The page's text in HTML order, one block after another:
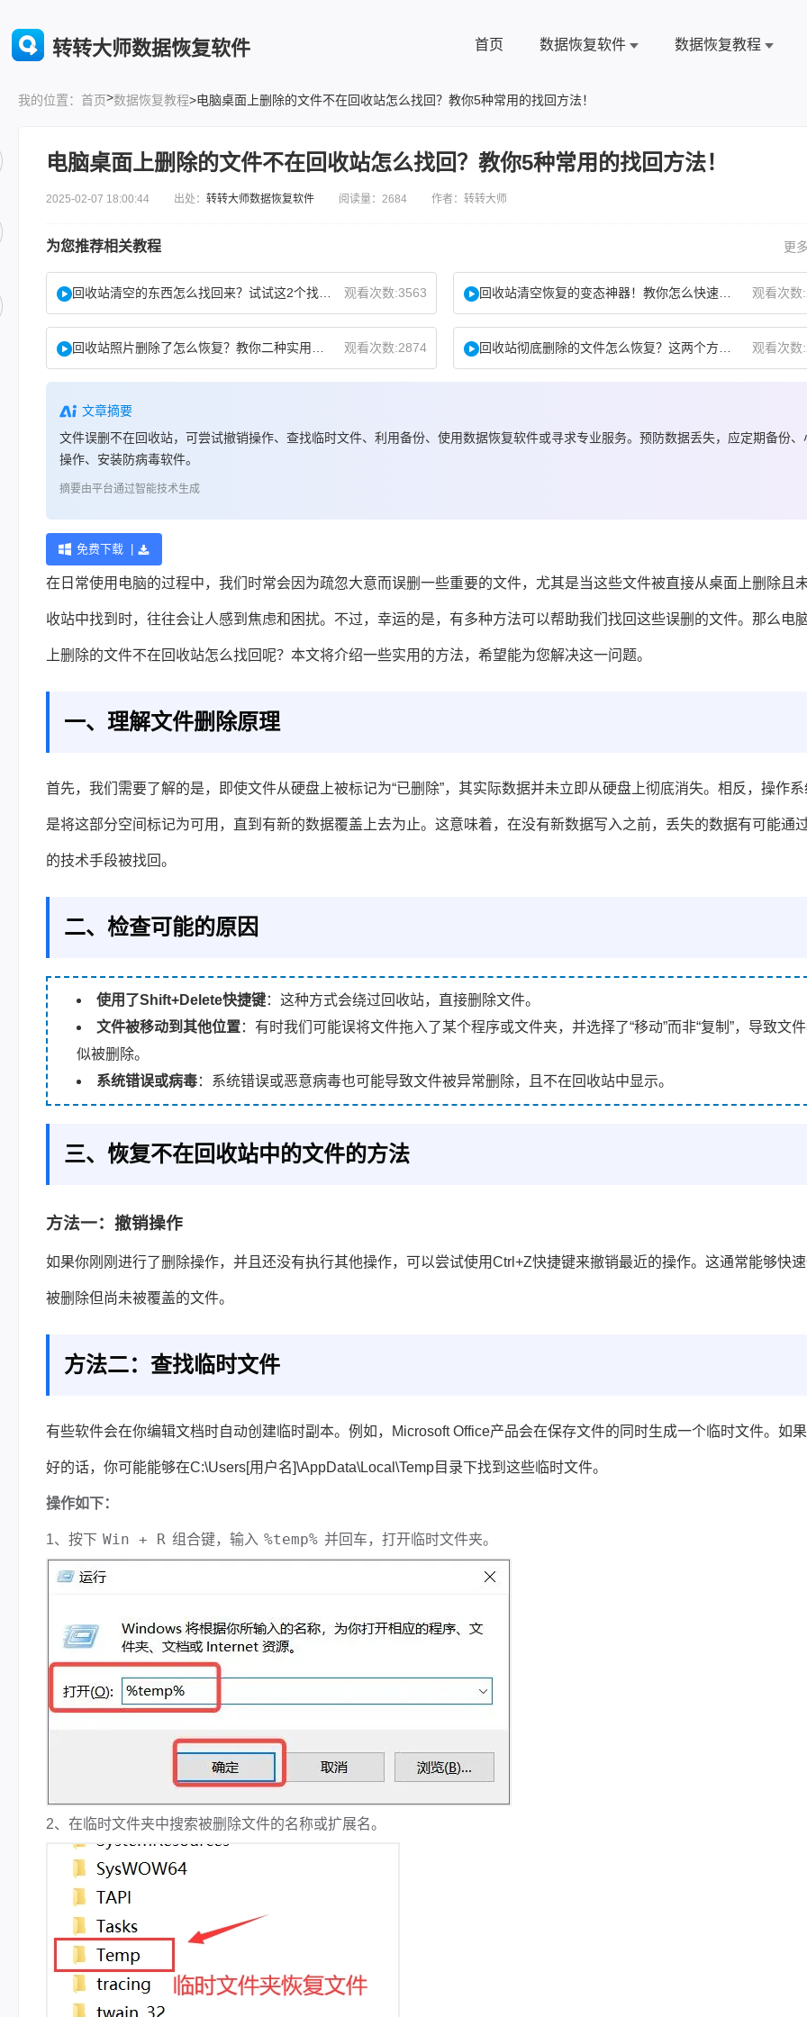
转转大师数据恢复软件 首页 数据恢复软件 数据恢复教程
我的位置： 首页>数据恢复教程>电脑桌面上删除的文件不在回收站怎么找回？教你5种常用的找回方法！
电脑桌面上删除的文件不在回收站怎么找回？教你5种常用的找回方法！
2025-02-07 18:00:44 出处： 转转大师数据恢复软件 阅读量：2684 作者：转转大师
为您推荐相关教程 更
观看次数:3563 观看次数
观看次数:2874 观看次数
文章摘要
文件误删不在回收站，可尝试撤销操作、查找临时文件、利用备份、使用数据恢复软件或寻求专业服务。预防数据丢失，应定期备份、
操作、安装防病毒软件。
摘要由平台通过智能技术生成
免费下载 |
在日常使用电脑的过程中，我们时常会因为疏忽大意而误删一些重要的文件，尤其是当这些文件被直接从桌面上删除且
收站中找到时，往往会让人感到焦虑和困扰。不过，幸运的是，有多种方法可以帮助我们找回这些误删的文件。那么电
上删除的文件不在回收站怎么找回呢？本文将介绍一些实用的方法，希望能为您解决这一问题。
一、理解文件删除原理
首先，我们需要了解的是，即使文件从硬盘上被标记为“已删除”，其实际数据并未立即从硬盘上彻底消失。相反，操作系
是将这部分空间标记为可用，直到有新的数据覆盖上去为止。这意味着，在没有新数据写入之前，丢失的数据有可能通
的技术手段被找回。
二、检查可能的原因
使用了Shift+Delete快捷键：这种方式会绕过回收站，直接删除文件。
文件被移动到其他位置：有时我们可能误将文件拖入了某个程序或文件夹，并选择了“移动”而非“复制”，导致文
似被删除。
系统错误或病毒：系统错误或恶意病毒也可能导致文件被异常删除，且不在回收站中显示。
三、恢复不在回收站中的文件的方法
方法一：撤销操作
如果你刚刚进行了删除操作，并且还没有执行其他操作，可以尝试使用Ctrl+Z快捷键来撤销最近的操作。这通常能够快
被删除但尚未被覆盖的文件。
方法二：查找临时文件
有些软件会在你编辑文档时自动创建临时副本。例如，Microsoft Office产品会在保存文件的同时生成一个临时文件。如
好的话，你可能能够在C:\Users[用户名]\AppData\Local\Temp目录下找到这些临时文件。
操作如下：
1、按下 Win + R 组合键，输入 %temp% 并回车，打开临时文件夹。
2、在临时文件夹中搜索被删除文件的名称或扩展名。